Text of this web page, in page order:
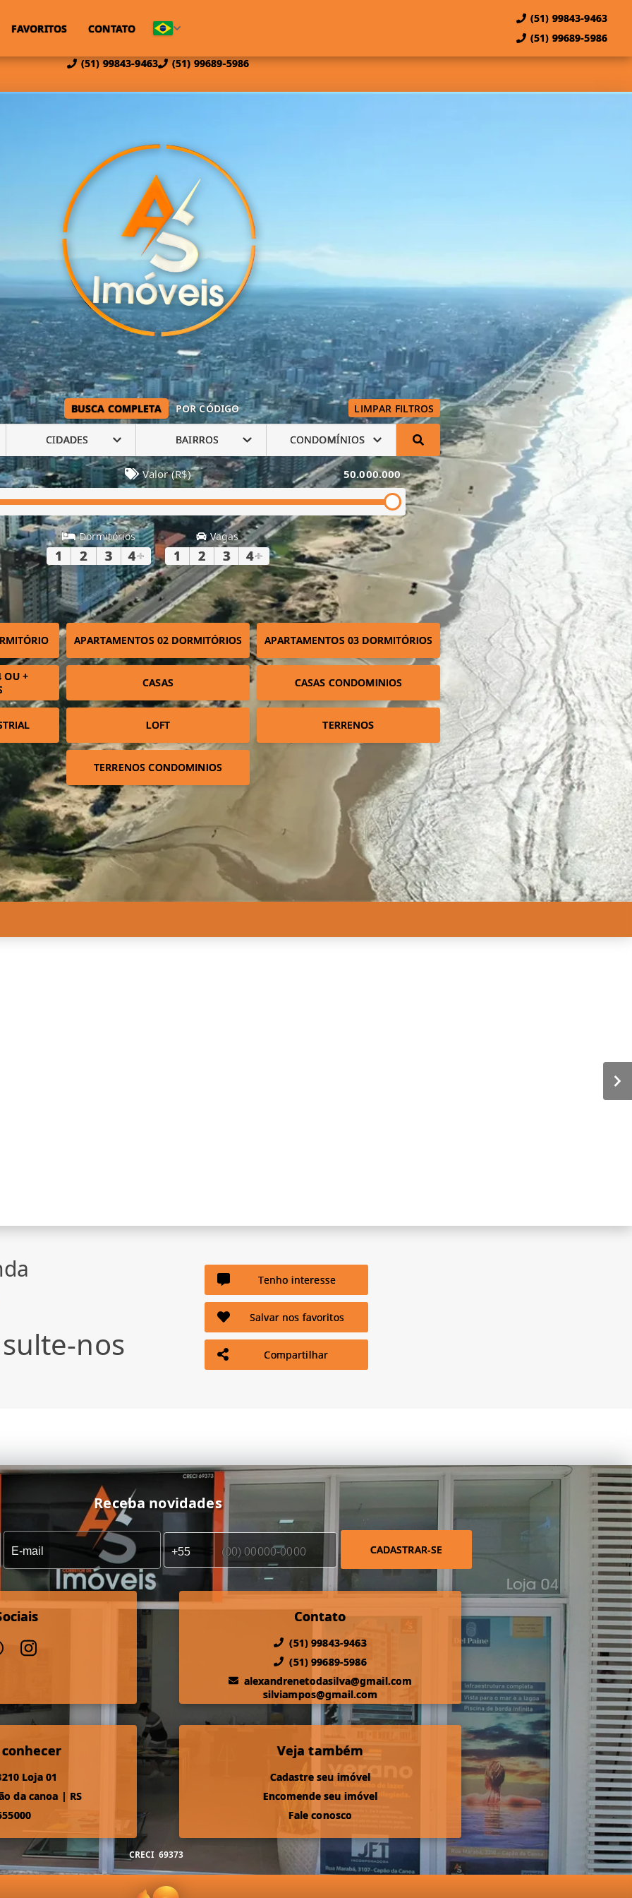
(51) 99843-9463 (51) 99689-5986
FAVORITOS CONTATO
(51) 99843-9463
(51) 99689-5986
BUSCA COMPLETA POR CÓDIGO LIMPAR FILTROS
CIDADES BAIRROS CONDOMÍNIOS
Valor (R$) 50.000.000
Dormitórios
1 2 3 4+
Vagas
1 2 3 4+
APARTAMENTOS 02 DORMITÓRIOS APARTAMENTOS 03 DORMITÓRIOS
OU +
CASAS CASAS CONDOMINIOS
LOFT TERRENOS
TERRENOS CONDOMINIOS
nos
Tenho interesse
Salvar nos favoritos
Compartilhar
Receba novidades
CADASTRAR-SE
Contato
(51) 99843-9463
(51) 99689-5986
alexandrenetodasilva@gmail.com
silviampos@gmail.com
Loja 01
da canoa | RS
Veja também
Cadastre seu imóvel
Encomende seu imóvel
Fale conosco
CRECI 69373